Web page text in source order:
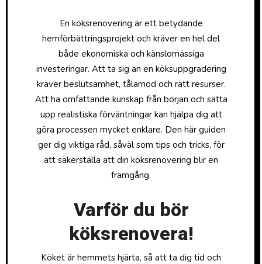
En köksrenovering är ett betydande
hemförbättringsprojekt och kräver en hel del
både ekonomiska och känslomässiga
investeringar. Att ta sig an en köksuppgradering
kräver beslutsamhet, tålamod och rätt resurser.
Att ha omfattande kunskap från början och sätta
upp realistiska förväntningar kan hjälpa dig att
göra processen mycket enklare. Den här guiden
ger dig viktiga råd, såväl som tips och tricks, för
att säkerställa att din köksrenovering blir en
framgång.
Varför du bör
köksrenovera!
Köket är hemmets hjärta, så att ta dig tid och